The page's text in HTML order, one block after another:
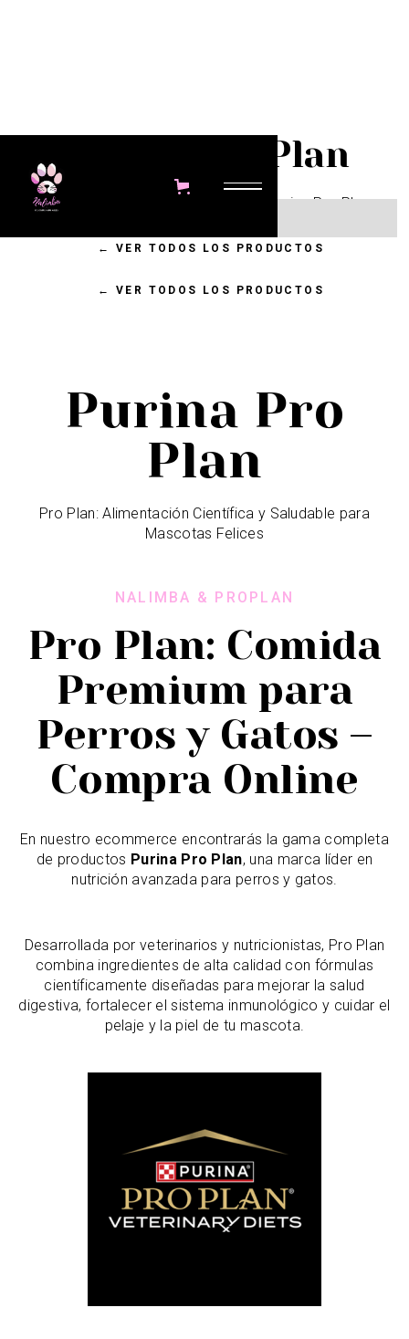
Purina Pro Plan
Nalimba cuenta con productos de Purina Pro Plan:
← VER TODOS LOS PRODUCTOS
No items found.
← VER TODOS LOS PRODUCTOS
Purina Pro
Plan
Pro Plan: Alimentación Científica y Saludable para
Mascotas Felices
NALIMBA & PROPLAN
Pro Plan: Comida
Premium para
Perros y Gatos –
Compra Online
En nuestro ecommerce encontrarás la gama completa
de productos Purina Pro Plan, una marca líder en
nutrición avanzada para perros y gatos.
Desarrollada por veterinarios y nutricionistas, Pro Plan
combina ingredientes de alta calidad con fórmulas
científicamente diseñadas para mejorar la salud
digestiva, fortalecer el sistema inmunológico y cuidar el
pelaje y la piel de tu mascota.